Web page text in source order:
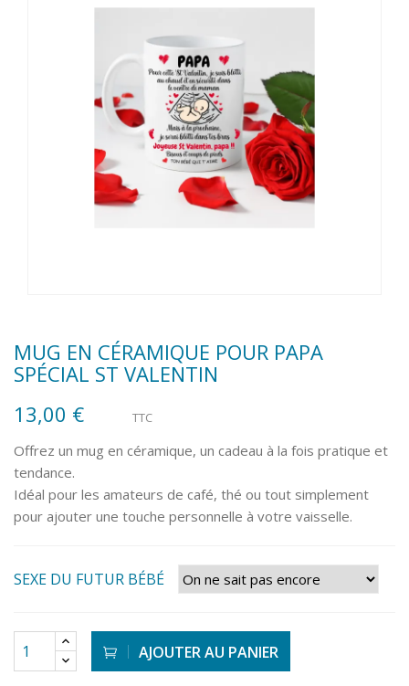
MUG EN CÉRAMIQUE POUR PAPA
SPÉCIAL ST VALENTIN
13,00 €
TTC
Offrez un mug en céramique, un cadeau à la fois pratique et
tendance.
Idéal pour les amateurs de café, thé ou tout simplement
pour ajouter une touche personnelle à votre vaisselle.
SEXE DU FUTUR BÉBÉ
AJOUTER AU PANIER